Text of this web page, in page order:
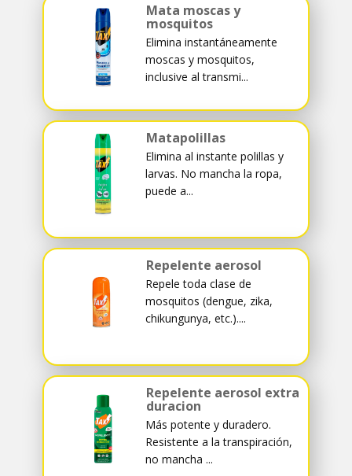
Mata moscas y
mosquitos
Elimina instantáneamente
moscas y mosquitos,
inclusive al transmi...
Matapolillas
Elimina al instante polillas y
larvas. No mancha la ropa,
puede a...
Repelente aerosol
Repele toda clase de
mosquitos (dengue, zika,
chikungunya, etc.)....
Repelente aerosol extra
duracion
Más potente y duradero.
Resistente a la transpiración,
no mancha ...